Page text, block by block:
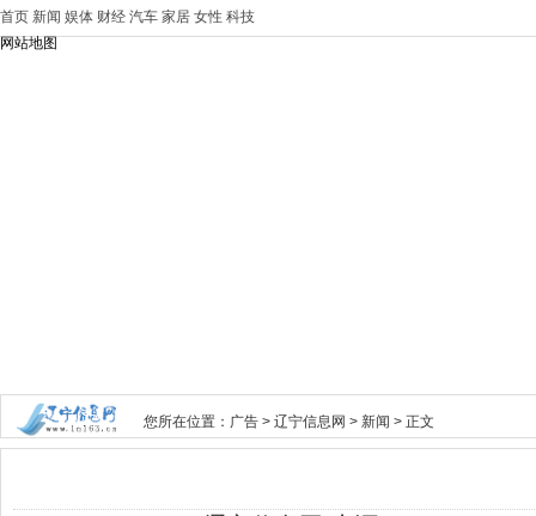
首页 新闻 娱体 财经 汽车 家居 女性 科技
网站地图
您所在位置： 广告 > 辽宁信息网 > 新闻 > 正文